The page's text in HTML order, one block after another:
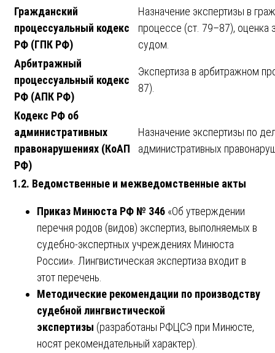
Гражданский
процессуальный кодекс
РФ (ГПК РФ)
Назначение экспертизы в
процессе (ст. 79–87), оценка
судом.
Арбитражный
процессуальный кодекс
РФ (АПК РФ)
Экспертиза в арбитражном
87).
Кодекс РФ об
административных
правонарушениях (КоАП
РФ)
Назначение экспертизы по
административных
1.2. Ведомственные и межведомственные акты
Приказ Минюста РФ № 346 «Об утверждении
перечня родов (видов) экспертиз, выполняемых в
судебно-экспертных учреждениях Минюста
России». Лингвистическая экспертиза входит в
этот перечень.
Методические рекомендации по производству
судебной лингвистической
экспертизы (разработаны РФЦСЭ при Минюсте,
носят рекомендательный характер).